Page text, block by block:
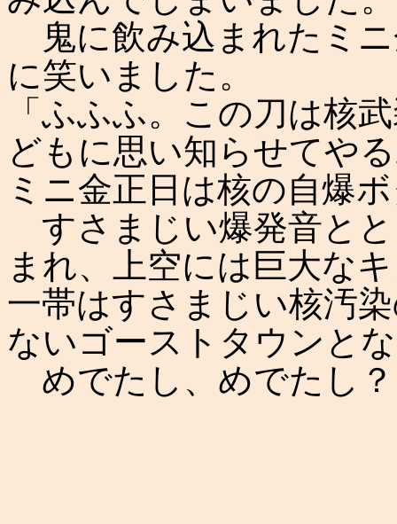
鬼に飲み込まれたミ
に笑いました。
「ふふふ。この刀は核
どもに思い知らせてや
ミニ金正日は核の自爆
すさまじい爆発音と
まれ、上空には巨大な
一帯はすさまじい核汚
ないゴーストタウンと
めでたし、めでたし？